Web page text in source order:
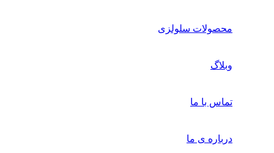
محصولات سلولزی
وبلاگ
تماس با ما
درباره ی ما